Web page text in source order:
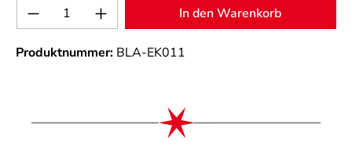
Produkt Anzahl: Gib den gewünschten
In den Warenkorb
Produktnummer: BLA-EK011